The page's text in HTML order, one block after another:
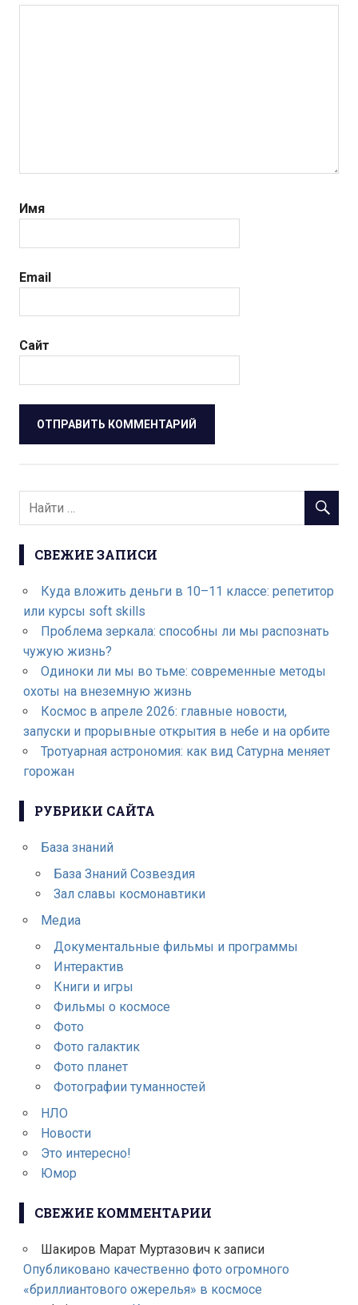
Имя
Email
Сайт
СВЕЖИЕ ЗАПИСИ
Куда вложить деньги в 10–11 классе: репетитор
или курсы soft skills
Проблема зеркала: способны ли мы распознать
чужую жизнь?
Одиноки ли мы во тьме: современные методы
охоты на внеземную жизнь
Космос в апреле 2026: главные новости,
запуски и прорывные открытия в небе и на орбите
Тротуарная астрономия: как вид Сатурна меняет
горожан
РУБРИКИ САЙТА
База знаний
База Знаний Созвездия
Зал славы космонавтики
Медиа
Документальные фильмы и программы
Интерактив
Книги и игры
Фильмы о космосе
Фото
Фото галактик
Фото планет
Фотографии туманностей
НЛО
Новости
Это интересно!
Юмор
СВЕЖИЕ КОММЕНТАРИИ
Шакиров Марат Муртазовичк записи
Опубликовано качественно фото огромного
«бриллиантового ожерелья» в космосе